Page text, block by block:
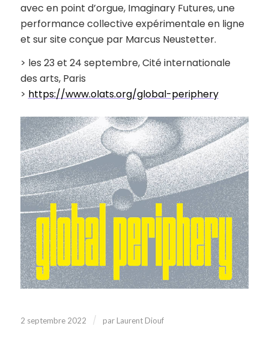
avec en point d’orgue, Imaginary Futures, une
performance collective expérimentale en ligne
et sur site conçue par Marcus Neustetter.
> les 23 et 24 septembre, Cité internationale
des arts, Paris
> https://www.olats.org/global-periphery
2 septembre 2022 / par Laurent Diouf